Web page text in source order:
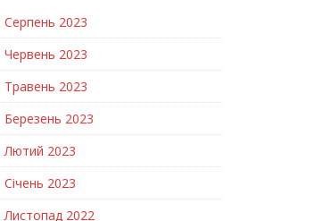
Серпень 2023
Червень 2023
Травень 2023
Березень 2023
Лютий 2023
Січень 2023
Листопад 2022